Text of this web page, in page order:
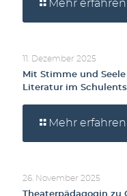
Mehr erfahren
11. Dezember 2025
Mit Stimme und
Literatur im
Mehr erfahren
26. November 2025